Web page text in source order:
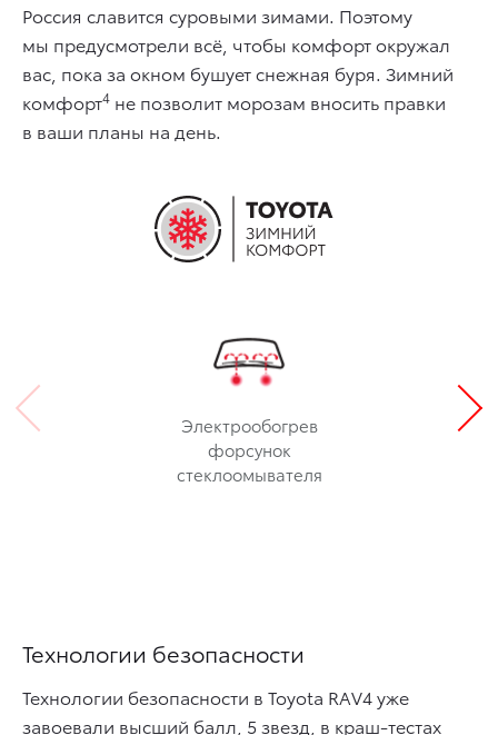
Россия славится суровыми зимами. Поэтому
мы предусмотрели всё, чтобы комфорт окружал
вас, пока за окном бушует снежная буря. Зимний
комфорт4 не позволит морозам вносить правки
в ваши планы на день.
Электрообогрев
форсунок
стеклоомывателя
Технологии безопасности
Технологии безопасности в Toyota RAV4 уже
завоевали высший балл, 5 звезд, в краш-тестах